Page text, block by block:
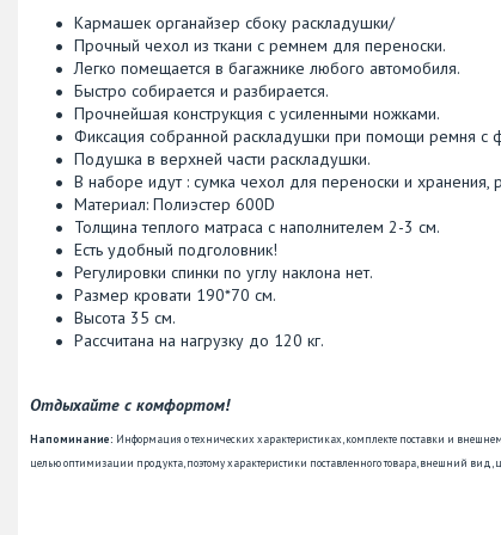
Кармашек органайзер сбоку раскладушки/
Прочный чехол из ткани с ремнем для переноски.
Легко помещается в багажнике любого автомобиля.
Быстро собирается и разбирается.
Прочнейшая конструкция с усиленными ножками.
Фиксация собранной раскладушки при помощи ремня с
Подушка в верхней части раскладушки.
В наборе идут : сумка чехол для переноски и хранения,
Материал: Полиэстер 600D
Толщина теплого матраса с наполнителем 2-3 см.
Есть удобный подголовник!
Регулировки спинки по углу наклона нет.
Размер кровати 190*70 см.
Высота 35 см.
Рассчитана на нагрузку до 120 кг.
Отдыхайте с комфортом!
Напоминание: Информация о технических характеристиках, комплекте поставки и
целью оптимизации продукта, поэтому характеристики поставленного товара, внешний вид,